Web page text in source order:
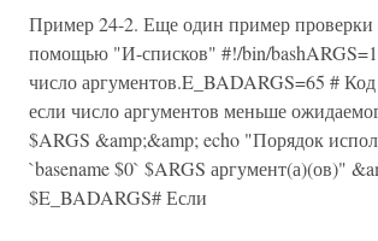
Пример 24-2. Еще один пример проверки
помощью "И-списков" #!/bin/
число аргументов.E_BADARGS=65 #
если число аргументов меньше
$ARGS &amp;&amp; echo "Порядок
`basename $0` $ARGS аргумент(а)(ов)"
$E_BADARGS# Если